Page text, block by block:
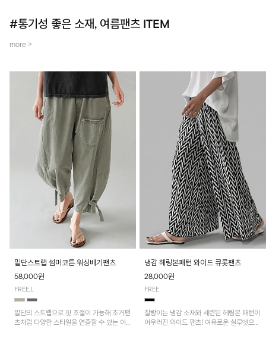
#통기성 좋은 소재, 여름팬츠 ITEM
more >
밑단스트랩 썸머코튼 워싱배기팬츠
58,000원
FREE,L
밑단의 스트랩으로 핏 조절이 가능해 조거팬
츠처럼 다양한 스타일을 연출할 수 있는 아
냉감 헤링본패턴 와이드 큐롯팬츠
28,000원
FREE
찰랑이는 냉감 소재와 세련된 헤링본 패턴이
어우러진 와이드 팬츠! 여유로운 실루엣으로